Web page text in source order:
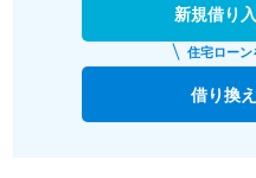
新規借り
住宅ロー
借り換